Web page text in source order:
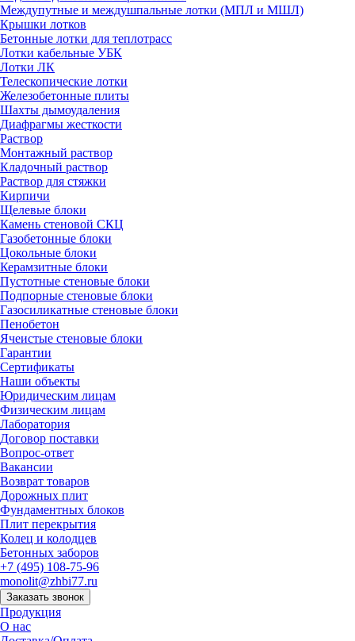
Междупутные и междушпальные лотки (МПЛ и МШЛ)
Крышки лотков
Бетонные лотки для теплотрасс
Лотки кабельные УБК
Лотки ЛК
Телескопические лотки
Железобетонные плиты
Шахты дымоудаления
Диафрагмы жесткости
Раствор
Монтажный раствор
Кладочный раствор
Раствор для стяжки
Кирпичи
Щелевые блоки
Камень стеновой СКЦ
Газобетонные блоки
Цокольные блоки
Керамзитные блоки
Пустотные стеновые блоки
Подпорные стеновые блоки
Газосиликатные стеновые блоки
Пенобетон
Ячеистые стеновые блоки
Гарантии
Сертификаты
Наши объекты
Юридическим лицам
Физическим лицам
Лаборатория
Договор поставки
Вопрос-ответ
Вакансии
Возврат товаров
Дорожных плит
Фундаментных блоков
Плит перекрытия
Колец и колодцев
Бетонных заборов
+7 (495) 108-75-96
monolit@zhbi77.ru
Заказать звонок
Продукция
О нас